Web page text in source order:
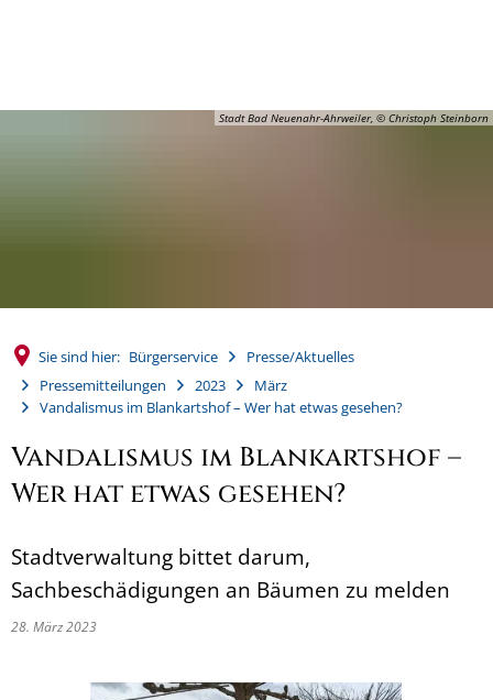
Stadt Bad Neuenahr-Ahrweiler, © Christoph Steinborn
Sie sind hier: Bürgerservice
Presse/Aktuelles
Pressemitteilungen
2023
März
Vandalismus im Blankartshof – Wer hat etwas gesehen?
Vandalismus im Blankartshof –
Wer hat etwas gesehen?
Stadtverwaltung bittet darum,
Sachbeschädigungen an Bäumen zu melden
28. März 2023